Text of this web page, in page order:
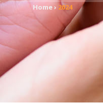
Home› 2024